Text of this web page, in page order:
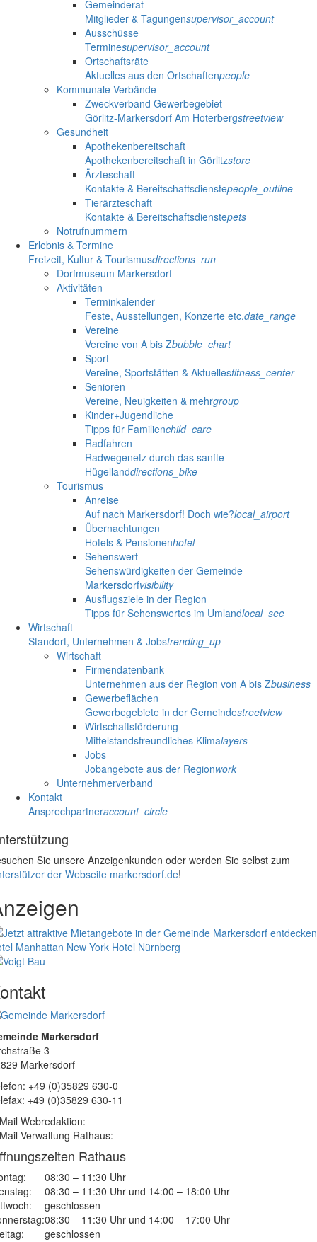
Gemeinderat
Mitglieder & Tagungensupervisor_account
Ausschüsse
Terminesupervisor_account
Ortschaftsräte
Aktuelles aus den Ortschaftenpeople
Kommunale Verbände
Zweckverband Gewerbegebiet
Görlitz-Markersdorf Am Hoterbergstreetview
Gesundheit
Apothekenbereitschaft
Apothekenbereitschaft in Görlitzstore
Ärzteschaft
Kontakte & Bereitschaftsdienstepeople_outline
Tierärzteschaft
Kontakte & Bereitschaftsdienstepets
Notrufnummern
Erlebnis & Termine
Freizeit, Kultur & Tourismusdirections_run
Dorfmuseum Markersdorf
Aktivitäten
Terminkalender
Feste, Ausstellungen, Konzerte etc.date_range
Vereine
Vereine von A bis Zbubble_chart
Sport
Vereine, Sportstätten & Aktuellesfitness_center
Senioren
Vereine, Neuigkeiten & mehrgroup
Kinder+Jugendliche
Tipps für Familienchild_care
Radfahren
Radwegenetz durch das sanfte
Hügellanddirections_bike
Tourismus
Anreise
Auf nach Markersdorf! Doch wie?local_airport
Übernachtungen
Hotels & Pensionenhotel
Sehenswert
Sehenswürdigkeiten der Gemeinde
Markersdorfvisibility
Ausflugsziele in der Region
Tipps für Sehenswertes im Umlandlocal_see
Wirtschaft
Standort, Unternehmen & Jobstrending_up
Wirtschaft
Firmendatenbank
Unternehmen aus der Region von A bis Zbusiness
Gewerbeflächen
Gewerbegebiete in der Gemeindestreetview
Wirtschaftsförderung
Mittelstandsfreundliches Klimalayers
Jobs
Jobangebote aus der Regionwork
Unternehmerverband
Kontakt
Ansprechpartneraccount_circle
Sie unsere Anzeigenkunden oder werden Sie selbst zum
der Webseite markersdorf.de!
Manhattan New York Hotel Nürnberg
Markersdorf
3
Markersdorf
+49 (0)35829 630-0
+49 (0)35829 630-11
Webredaktion:
Verwaltung Rathaus:
Rathaus
08:30 – 11:30 Uhr
08:30 – 11:30 Uhr und 14:00 – 18:00 Uhr
geschlossen
08:30 – 11:30 Uhr und 14:00 – 17:00 Uhr
geschlossen